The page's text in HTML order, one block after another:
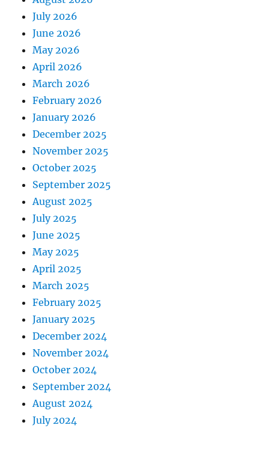
July 2026
June 2026
May 2026
April 2026
March 2026
February 2026
January 2026
December 2025
November 2025
October 2025
September 2025
August 2025
July 2025
June 2025
May 2025
April 2025
March 2025
February 2025
January 2025
December 2024
November 2024
October 2024
September 2024
August 2024
July 2024